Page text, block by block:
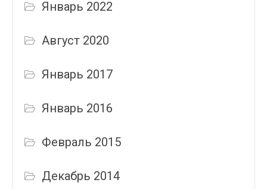
Январь 2022
Август 2020
Январь 2017
Январь 2016
Февраль 2015
Декабрь 2014